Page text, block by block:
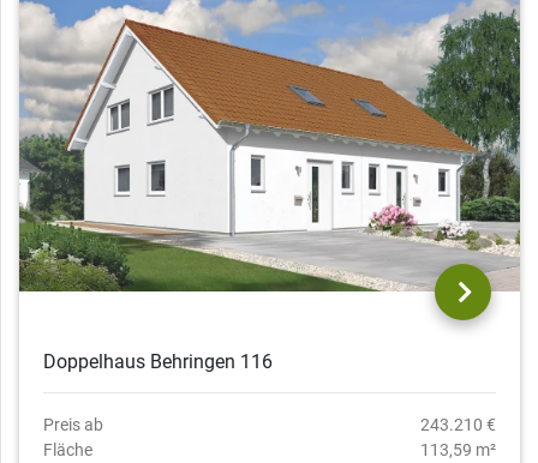
Doppelhaus Behringen 116
Preis ab
243.210 €
Fläche
113,59 m²